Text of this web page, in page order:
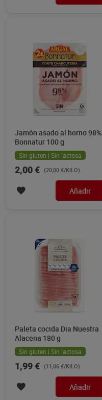
Jamón asado al horno 98%
Bonnatur 100 g
Sin gluten | Sin lactosa
2,00 € (20,00 €/KILO)
Añadir
Paleta cocida Dia Nuestra
Alacena 180 g
Sin gluten | Sin lactosa
1,99 € (11,06 €/KILO)
Añadir